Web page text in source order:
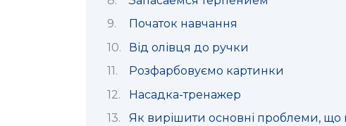
Початок навчання
Від олівця до ручки
Розфарбовуємо картинки
Насадка-тренажер
Як вирішити основні проблеми,